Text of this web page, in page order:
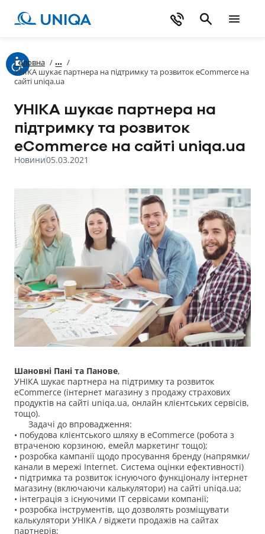
Головна /
/
УНІКА шукає партнера на підтримку та розвиток eCommerce на
сайті uniqa.ua
УНІКА шукає партнера на
підтримку та розвиток
eCommerce на сайті uniqa.ua
Новини05.03.2021
Шановні Пані та Панове,
УНІКА шукає партнера на підтримку та розвиток
eCommerce (інтернет магазину з продажу страхових
продуктів на сайті uniqa.ua, онлайн клієнтських сервісів,
тощо).
Задачі до впровадження:
• побудова клієнтського шляху в eCommerce (робота з
втраченою корзиною, емейл маркетинг тощо);
• розробка кампанії щодо просування бренду (напрямки/
канали в мережі Internet. Система оцінки ефективності)
• підтримка та розвиток існуючого функціоналу інтернет
магазину (включаючи калькулятори) на сайті uniqa.ua;
• інтеграція з існуючими ІТ сервісами компанії;
• розробка інструментів, що дозволять розміщувати
калькулятори УНІКА / віджети продажів на сайтах
партнерів;